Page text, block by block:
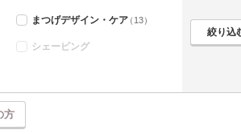
まつげデザイン・ケア（13）
シェービング
方